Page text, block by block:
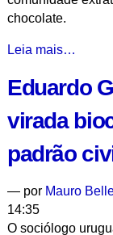
colapso
da
Amazônia
2050
-
chocolate.
Amazônia
inicia
de
amazônicas
a
produção
Leia mais…
Eduardo
virada
padrão
— por Mauro
14:35
O sociólogo